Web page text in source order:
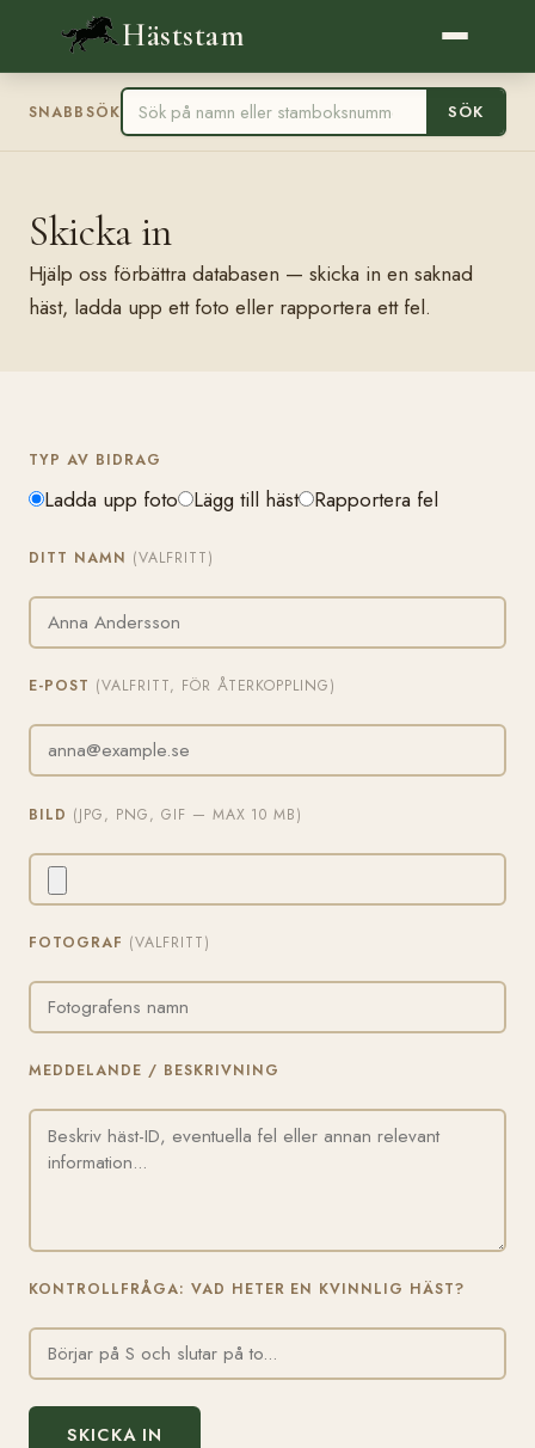
Häststam
SNABBSÖK SÖK
Skicka in
Hjälp oss förbättra databasen — skicka in en saknad
häst, ladda upp ett foto eller rapportera ett fel.
TYP AV BIDRAG
Ladda upp foto Lägg till häst Rapportera fel
DITT NAMN (VALFRITT)
E-POST (VALFRITT, FÖR ÅTERKOPPLING)
BILD (JPG, PNG, GIF — MAX 10 MB)
FOTOGRAF (VALFRITT)
MEDDELANDE / BESKRIVNING
KONTROLLFRÅGA: VAD HETER EN KVINNLIG HÄST?
SKICKA IN